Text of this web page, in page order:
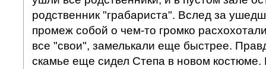
родственник "грабариста". Вслед за
промеж собой о чем-то громко
все "свои", замелькали еще быстрее.
скамье еще сидел Степа в новом костюме.